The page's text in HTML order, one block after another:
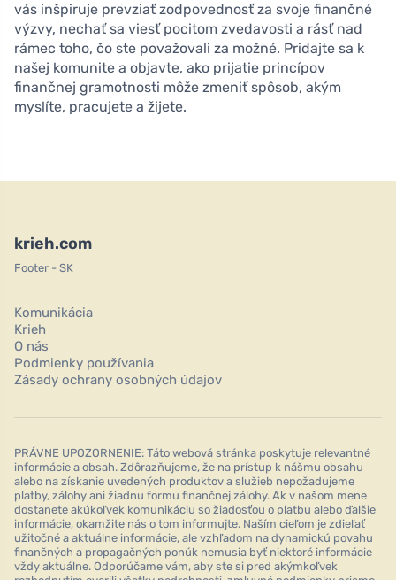
vás inšpiruje prevziať zodpovednosť za svoje finančné
výzvy, nechať sa viesť pocitom zvedavosti a rásť nad
rámec toho, čo ste považovali za možné. Pridajte sa k
našej komunite a objavte, ako prijatie princípov
finančnej gramotnosti môže zmeniť spôsob, akým
myslíte, pracujete a žijete.
krieh.com
Footer - SK
Komunikácia
Krieh
O nás
Podmienky používania
Zásady ochrany osobných údajov
PRÁVNE UPOZORNENIE: Táto webová stránka poskytuje relevantné
informácie a obsah. Zdôrazňujeme, že na prístup k nášmu obsahu
alebo na získanie uvedených produktov a služieb nepožadujeme
platby, zálohy ani žiadnu formu finančnej zálohy. Ak v našom mene
dostanete akúkoľvek komunikáciu so žiadosťou o platbu alebo ďalšie
informácie, okamžite nás o tom informujte. Naším cieľom je zdieľať
užitočné a aktuálne informácie, ale vzhľadom na dynamickú povahu
finančných a propagačných ponúk nemusia byť niektoré informácie
vždy aktuálne. Odporúčame vám, aby ste si pred akýmkoľvek